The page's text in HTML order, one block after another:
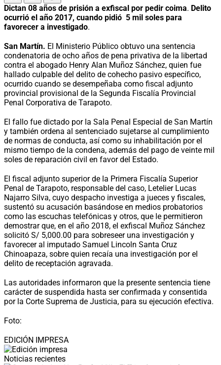
Dictan 08 años de prisión a exfiscal por pedir coima. Delito
ocurrió el año 2017, cuando pidió 5 mil soles para
favorecer a investigado.
San Martín. El Ministerio Público obtuvo una sentencia
condenatoria de ocho años de pena privativa de la libertad
contra el abogado Henry Alan Muñoz Sánchez, quien fue
hallado culpable del delito de cohecho pasivo específico,
ocurrido cuando se desempeñaba como fiscal adjunto
provincial provisional de la Segunda Fiscalía Provincial
Penal Corporativa de Tarapoto.
El fallo fue dictado por la Sala Penal Especial de San Martín
y también ordena al sentenciado sujetarse al cumplimiento
de normas de conducta, así como su inhabilitación por el
mismo tiempo de la condena, además del pago de veinte mil
soles de reparación civil en favor del Estado.
El fiscal adjunto superior de la Primera Fiscalía Superior
Penal de Tarapoto, responsable del caso, Letelier Lucas
Najarro Silva, cuyo despacho investiga a jueces y fiscales,
sustentó su acusación basándose en medios probatorios
como las escuchas telefónicas y otros, que le permitieron
demostrar que, en el año 2018, el exfiscal Muñoz Sánchez
solicitó S/ 5,000.00 para sobreseer una investigación y
favorecer al imputado Samuel Lincoln Santa Cruz
Chinoapaza, sobre quien recaía una investigación por el
delito de receptación agravada.
Las autoridades informaron que la presente sentencia tiene
carácter de suspendida hasta ser confirmada y consentida
por la Corte Suprema de Justicia, para su ejecución efectiva.
Foto:
EDICIÓN IMPRESA
Noticias recientes